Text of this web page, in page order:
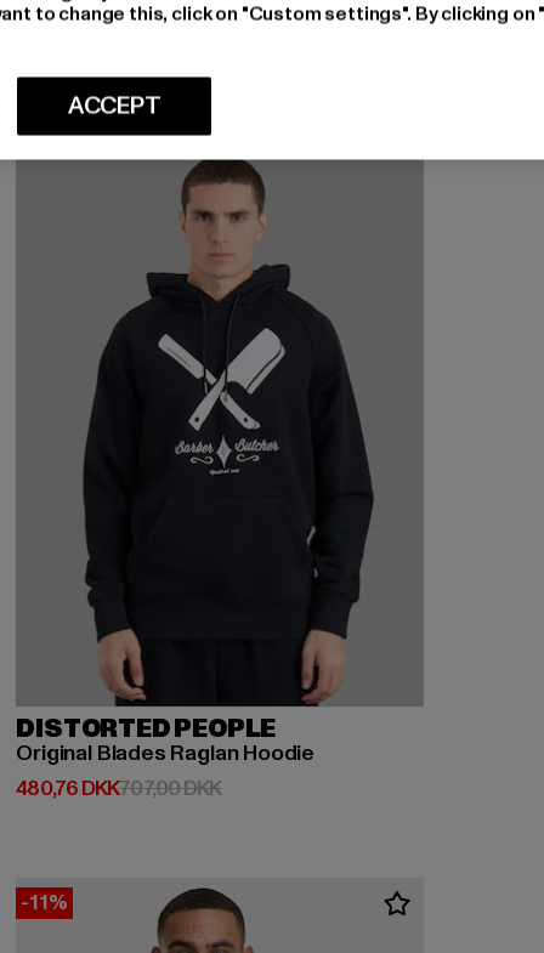
236,50 DKK
Nuværende pris: 236,50 DKK
550,00 DKKKampagnepris: 550,00 DKK
-32%
DISTORTED PEOPLE
Original Blades Raglan Hoodie
480,76 DKK
Nuværende pris: 480,76 DKK
707,00 DKKKampagnepris: 707,00 DKK
-11%
to change this, click on "Custom settings". By clicking
ACCEPT